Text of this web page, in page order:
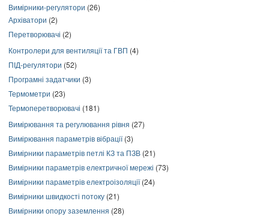
Вимірники-регулятори (26)
Архіватори (2)
Перетворювачі (2)
Контролери для вентиляції та ГВП (4)
ПІД-регулятори (52)
Програмні задатчики (3)
Термометри (23)
Термоперетворювачі (181)
Вимірювання та регулювання рівня (27)
Вимірювання параметрів вібрації(3)
Вимірники параметрів петлі КЗ та ПЗВ (21)
Вимірники параметрів електричної мережі (73)
Вимірники параметрів електроізоляції(24)
Вимірники швидкості потоку (21)
Вимірники опору заземлення (28)